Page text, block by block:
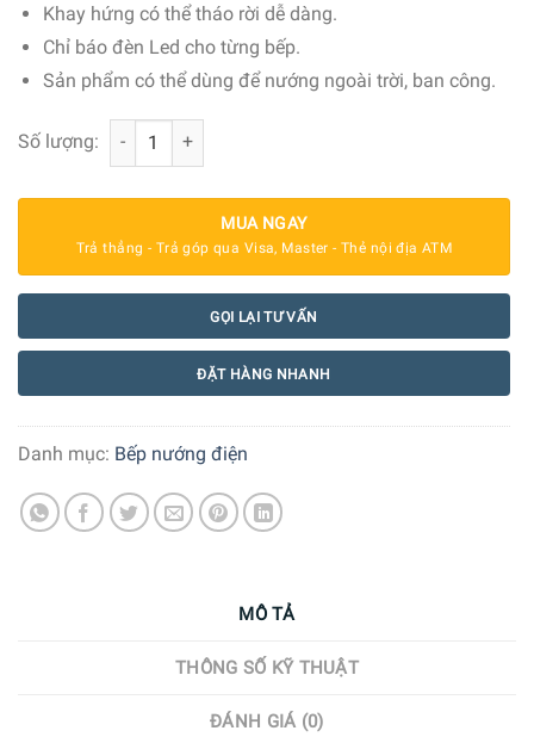
Khay hứng có thể tháo rời dễ dàng.
Chỉ báo đèn Led cho từng bếp.
Sản phẩm có thể dùng để nướng ngoài trời, ban công.
Số lượng: Bếp Nướng BBQ Ngoài Trời Wmf Lono Master Grill
MUA NGAY
Trả thẳng - Trả góp qua Visa, Master - Thẻ nội địa ATM
GỌI LẠI TƯ VẤN
ĐẶT HÀNG NHANH
Danh mục: Bếp nướng điện
MÔ TẢ
THÔNG SỐ KỸ THUẬT
ĐÁNH GIÁ (0)